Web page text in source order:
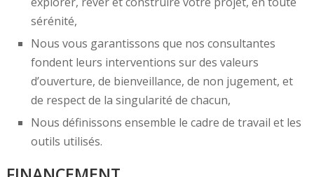
sérénité,
Nous vous garantissons que nos consultantes
fondent leurs interventions sur des valeurs
d’ouverture, de bienveillance, de non jugement, et
de respect de la singularité de chacun,
Nous définissons ensemble le cadre de travail et les
outils utilisés.